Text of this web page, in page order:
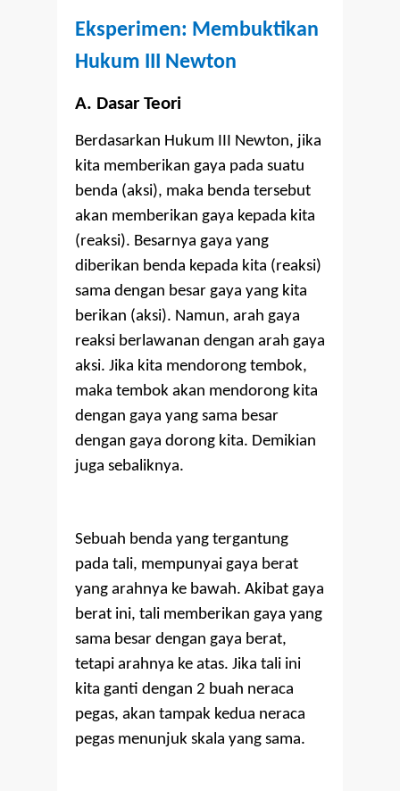
Eksperimen: Membuktikan
Hukum III Newton
A. Dasar Teori
Berdasarkan Hukum III Newton, jika
kita memberikan gaya pada suatu
benda (aksi), maka benda tersebut
akan memberikan gaya kepada kita
(reaksi). Besarnya gaya yang
diberikan benda kepada kita (reaksi)
sama dengan besar gaya yang kita
berikan (aksi). Namun, arah gaya
reaksi berlawanan dengan arah gaya
aksi. Jika kita mendorong tembok,
maka tembok akan mendorong kita
dengan gaya yang sama besar
dengan gaya dorong kita. Demikian
juga sebaliknya.
Sebuah benda yang tergantung
pada tali, mempunyai gaya berat
yang arahnya ke bawah. Akibat gaya
berat ini, tali memberikan gaya yang
sama besar dengan gaya berat,
tetapi arahnya ke atas. Jika tali ini
kita ganti dengan 2 buah neraca
pegas, akan tampak kedua neraca
pegas menunjuk skala yang sama.